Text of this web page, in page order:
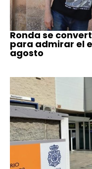
Ronda se
para admirar el
agosto